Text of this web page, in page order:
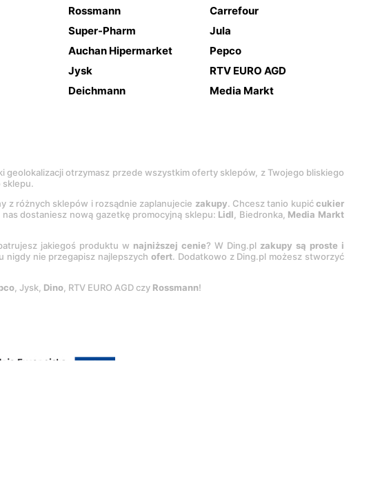
Rossmann
Carrefour
Super-Pharm
Jula
Auchan Hipermarket
Pepco
Jysk
RTV EURO AGD
Deichmann Media Markt
geolokalizacji otrzymasz przede wszystkim oferty sklepów, z Twojego bliskiego
sklepu.
z różnych sklepów i rozsądnie zaplanujecie zakupy. Chcesz tanio kupićcukier
dostaniesz nową gazetkę promocyjną sklepu: Lidl, Biedronka, Media Markt
jakiegoś produktu w najniższej cenie? W Ding.pl zakupy są proste i
nigdy nie przegapisz najlepszychofert. Dodatkowo z Ding.pl możesz stworzyć
, Jysk, Dino, RTV EURO AGD czy Rossmann!